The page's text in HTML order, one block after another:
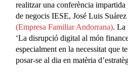
realitzar una conferència impartida
de negocis IESE, José Luis
(Empresa Familiar Andorrana). La
‘La disrupció digital al món
especialment en la necessitat que
posar-se al dia en matèria